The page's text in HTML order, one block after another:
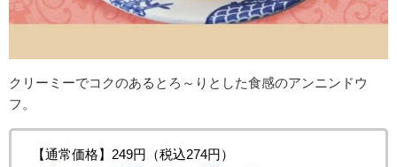
クリーミーでコクのあるとろ～りとした食感のアンニンドウ
フ。
【通常価格】249円（税込274円）